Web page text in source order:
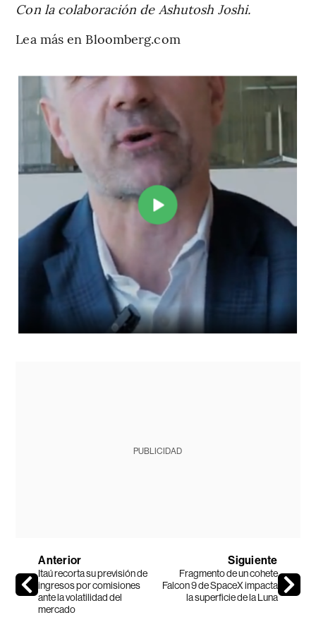
Con la colaboración de Ashutosh Joshi.
Lea más en Bloomberg.com
PUBLICIDAD
Anterior
Itaú recorta su previsión de
ingresos por comisiones
ante la volatilidad del
mercado
Siguiente
Fragmento de un cohete
Falcon 9 de SpaceX impacta
la superficie de la Luna